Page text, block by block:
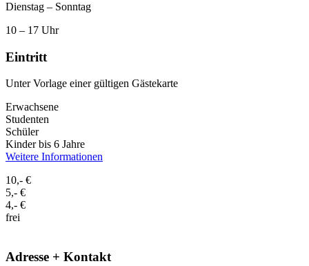
Dienstag – Sonntag
10 – 17 Uhr
Eintritt
Unter Vorlage einer gültigen Gästekarte
Erwachsene
Studenten
Schüler
Kinder bis 6 Jahre
Weitere Informationen
10,- €
5,- €
4,- €
frei
Adresse + Kontakt